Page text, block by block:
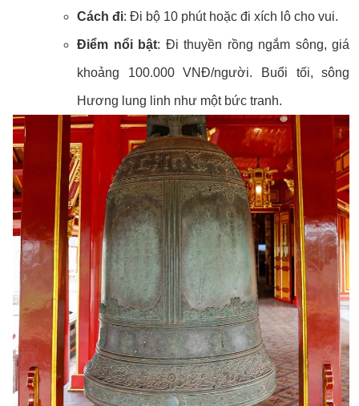
Cách đi: Đi bộ 10 phút hoặc đi xích lô cho vui.
Điểm nổi bật: Đi thuyền rồng ngắm sông, giá
khoảng 100.000 VNĐ/người. Buổi tối, sông
Hương lung linh như một bức tranh.